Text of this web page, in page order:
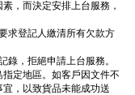
，而決定安排上台服務，
求登記人繳清所有欠款方
錄，拒絕申請上台服務。
定地區。如客戶因文件不
，以致貨品未能成功送